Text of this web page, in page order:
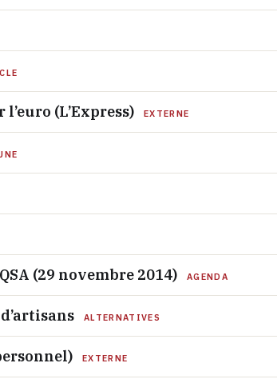
(L’Express) EXTERNE
(29 novembre 2014) AGENDA
ALTERNATIVES
EXTERNE